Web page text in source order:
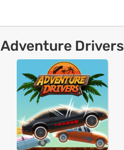
Adventure Drivers